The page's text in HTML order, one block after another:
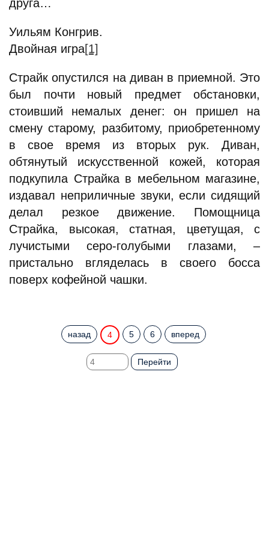
друга…
Уильям Конгрив.
Двойная игра[1]
Страйк опустился на диван в приемной. Это
был почти новый предмет обстановки,
стоивший немалых денег: он пришел на
смену старому, разбитому, приобретенному
в свое время из вторых рук. Диван,
обтянутый искусственной кожей, которая
подкупила Страйка в мебельном магазине,
издавал неприличные звуки, если сидящий
делал резкое движение. Помощница
Страйка, высокая, статная, цветущая, с
лучистыми серо-голубыми глазами, –
пристально вгляделась в своего босса
поверх кофейной чашки.
назад 4 5 6 вперед
Перейти